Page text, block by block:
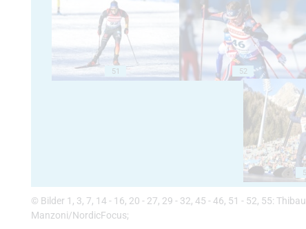
51 52
© Bilder 1, 3, 7, 14 - 16, 20 - 27, 29 - 32, 45 - 46, 51 - 52, 55:
Manzoni/NordicFocus;